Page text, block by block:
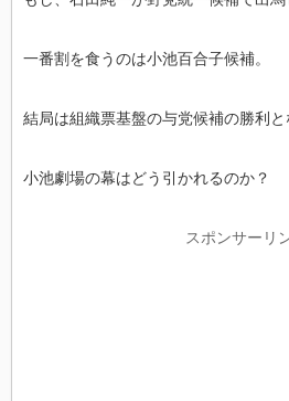
一番割を食うのは小池百合子候補。
結局は組織票基盤の与党候補の勝利と
小池劇場の幕はどう引かれるのか？
スポンサーリ